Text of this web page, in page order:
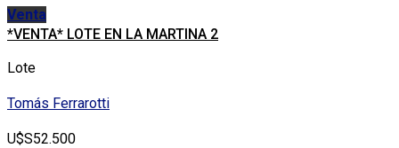
Venta
*VENTA* LOTE EN LA MARTINA 2
Lote
Tomás Ferrarotti
U$S52.500